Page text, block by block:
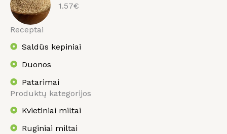
1.57€
Receptai
Saldūs kepiniai
Duonos
Patarimai
Produktų kategorijos
Kvietiniai miltai
Ruginiai miltai